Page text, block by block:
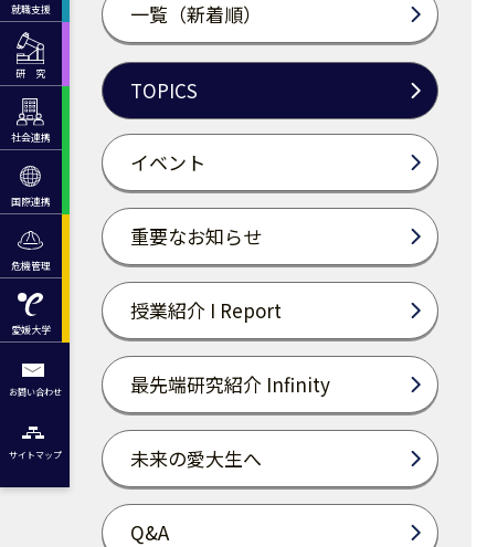
就職支援
研 究
社会連携
国際連携
危機管理
愛媛大学
お問い合わせ
サイトマップ
一覧（新着順）
TOPICS
イベント
重要なお知らせ
授業紹介 I Report
最先端研究紹介 Infinity
未来の愛大生へ
Q&A